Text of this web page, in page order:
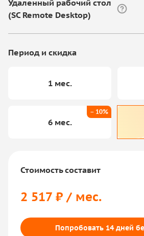
Удаленный рабочий стол
(SC Remote Desktop)
Период и скидка
1 мес.
– 10%
6 мес.
Стоимость составит
2 517 ₽ / мес.
Попробовать 14 дней